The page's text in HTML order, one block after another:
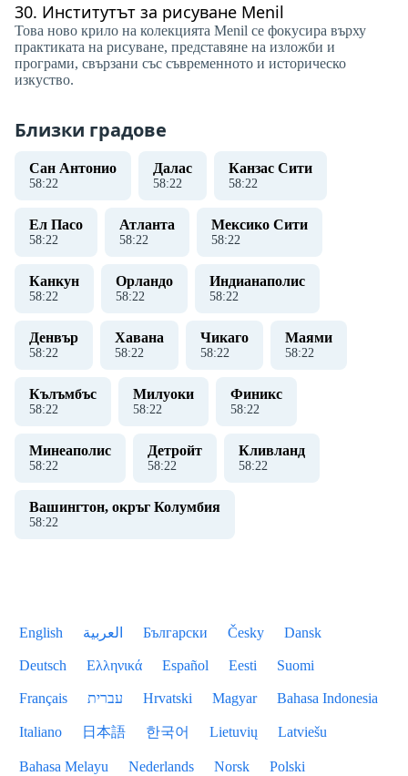
30. Институтът за рисуване Menil
Това ново крило на колекцията Menil се фокусира върху
практиката на рисуване, представяне на изложби и
програми, свързани със съвременното и историческо
изкуство.
Близки градове
Сан Антонио
58:22
Далас
58:22
Канзас Сити
58:22
Ел Пасо
58:22
Атланта
58:22
Мексико Сити
58:22
Канкун
58:22
Орландо
58:22
Индианаполис
58:22
Денвър
58:22
Хавана
58:22
Чикаго
58:22
Маями
58:22
Кълъмбъс
58:22
Милуоки
58:22
Финикс
58:22
Минеаполис
58:22
Детройт
58:22
Кливланд
58:22
Вашингтон, окръг Колумбия
58:22
English العربية Български Česky Dansk
Deutsch Ελληνικά Español Eesti Suomi
Français עברית Hrvatski Magyar Bahasa Indonesia
Italiano 日本語 한국어 Lietuvių Latviešu
Bahasa Melayu Nederlands Norsk Polski